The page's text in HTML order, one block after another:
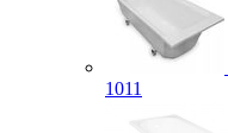
1011